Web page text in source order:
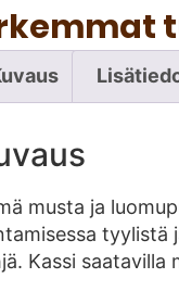
musta ja
tyylistä
Kassi saatavilla